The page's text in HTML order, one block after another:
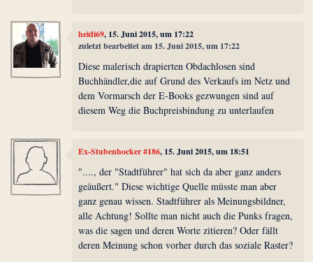
heidi69, 15. Juni 2015, um 17:22
zuletzt bearbeitet am 15. Juni 2015, um 17:22
Diese malerisch drapierten Obdachlosen sind
Buchhändler,die auf Grund des Verkaufs im Netz und
dem Vormarsch der E-Books gezwungen sind auf
diesem Weg die Buchpreisbindung zu unterlaufen
Ex-Stubenhocker #186, 15. Juni 2015, um 18:51
"...., der "Stadtführer" hat sich da aber ganz anders
geäußert." Diese wichtige Quelle müsste man aber
ganz genau wissen. Stadtführer als Meinungsbildner,
alle Achtung! Sollte man nicht auch die Punks fragen,
was die sagen und deren Worte zitieren? Oder fällt
deren Meinung schon vorher durch das soziale Raster?